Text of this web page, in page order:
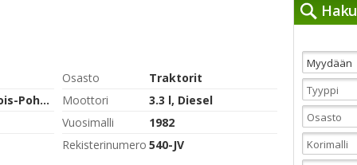
Osasto
Traktorit
Kalajoki, Pohjois-Pohjanmaa Moottori
3.3 l, Diesel
Vuosimalli
1982
Rekisterinumero 540-JV
Haku